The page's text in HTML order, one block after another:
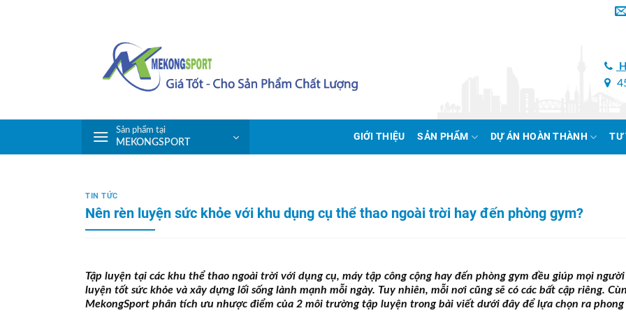
Sản phẩm tại
MEKONGSPORT GIỚI THIỆU SẢN PHẨM DỰ ÁN HOÀN THÀNH TƯ
TIN TỨC
Nên rèn luyện sức khỏe với khu dụng cụ thể thao ngoài trời hay đến phòng gym?
Tập luyện tại các khu thể thao ngoài trời với dụng cụ, máy tập công cộng hay đến phòng gym đều giúp mọi
luyện tốt sức khỏe và xây dựng lối sống lành mạnh mỗi ngày. Tuy nhiên, mỗi nơi cũng sẽ có các bất cập riêng.
MekongSport phân tích ưu nhược điểm của 2 môi trường tập luyện trong bài viết dưới đây để lựa chọn ra phong